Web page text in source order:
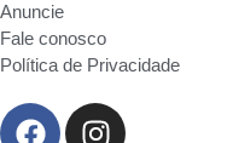
Anuncie
Fale conosco
Política de Privacidade